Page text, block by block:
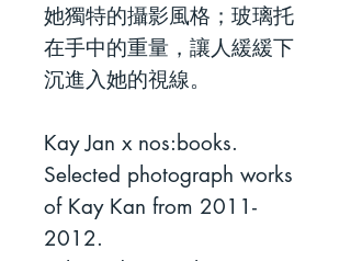
她獨特的攝影風格；玻璃托
在手中的重量，讓人緩緩下
沉進入她的視線。
Kay Jan x nos:books.
Selected photograph works
of Kay Kan from 2011-
2012.